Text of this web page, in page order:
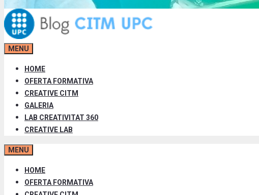
MENU
HOME
OFERTA FORMATIVA
CREATIVE CITM
GALERIA
LAB CREATIVITAT 360
CREATIVE LAB
MENU
HOME
OFERTA FORMATIVA